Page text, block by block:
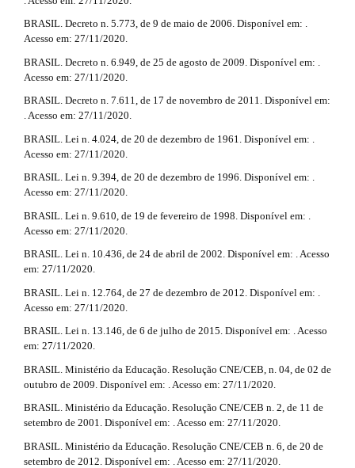
s
.
e
m
b
o
t
s
t
r
p
3
.
a
c
e
s
b
l
#
#
a
t
i
c
l
e
.
d
e
t
a
i
l
s
#
#
BRASIL. Decreto n. 5.773, de 9 de maio de 2006. Disponível em: .
Acesso em: 27/11/2020.
BRASIL. Decreto n. 6.949, de 25 de agosto de 2009. Disponível em: .
Acesso em: 27/11/2020.
BRASIL. Decreto n. 7.611, de 17 de novembro de 2011. Disponível em:
. Acesso em: 27/11/2020.
BRASIL. Lei n. 4.024, de 20 de dezembro de 1961. Disponível em: .
Acesso em: 27/11/2020.
BRASIL. Lei n. 9.394, de 20 de dezembro de 1996. Disponível em: .
Acesso em: 27/11/2020.
BRASIL. Lei n. 9.610, de 19 de fevereiro de 1998. Disponível em: .
Acesso em: 27/11/2020.
BRASIL. Lei n. 10.436, de 24 de abril de 2002. Disponível em: . Acesso
em: 27/11/2020.
BRASIL. Lei n. 12.764, de 27 de dezembro de 2012. Disponível em: .
Acesso em: 27/11/2020.
BRASIL. Lei n. 13.146, de 6 de julho de 2015. Disponível em: . Acesso
em: 27/11/2020.
BRASIL. Ministério da Educação. Resolução CNE/CEB, n. 04, de 02 de
outubro de 2009. Disponível em: . Acesso em: 27/11/2020.
BRASIL. Ministério da Educação. Resolução CNE/CEB n. 2, de 11 de
setembro de 2001. Disponível em: . Acesso em: 27/11/2020.
BRASIL. Ministério da Educação. Resolução CNE/CEB n. 6, de 20 de
setembro de 2012. Disponível em: . Acesso em: 27/11/2020.